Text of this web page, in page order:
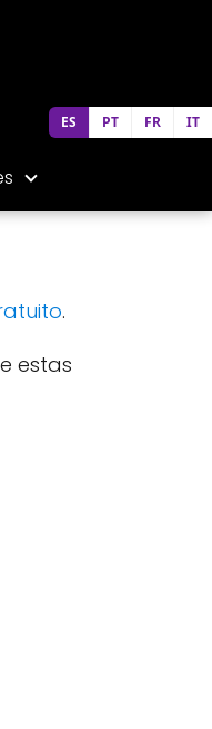
.
estas
ES PT FR IT